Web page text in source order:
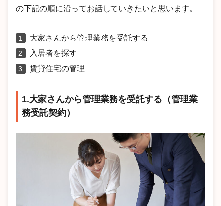
の下記の順に沿ってお話していきたいと思います。
大家さんから管理業務を受託する
入居者を探す
賃貸住宅の管理
1.大家さんから管理業務を受託する（管理業
務受託契約）